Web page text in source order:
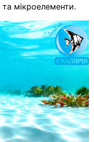
та мікроелементи.